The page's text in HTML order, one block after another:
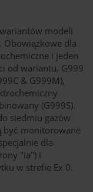
modeli
. Obowiązkowe dla
i jeden
od wariantu, G999
& G999M),
(G999S).
siedmiu gazów
być monitorowane
dla
"ia") i
w strefie Ex 0.